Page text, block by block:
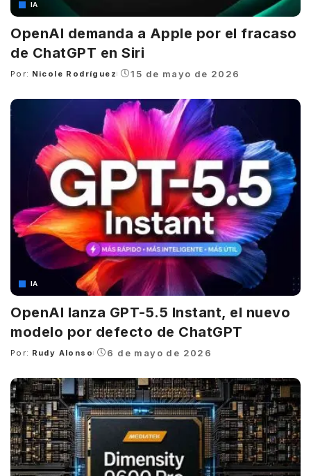
IA
OpenAI demanda a Apple por el fracaso
de ChatGPT en Siri
Posted
Por: Nicole Rodríguez 15 de mayo de 2026
IA
OpenAI lanza GPT-5.5 Instant, el nuevo
modelo por defecto de ChatGPT
Posted
Por: Rudy Alonso 6 de mayo de 2026